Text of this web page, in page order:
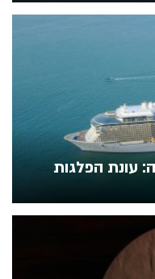
עונת הפלגות